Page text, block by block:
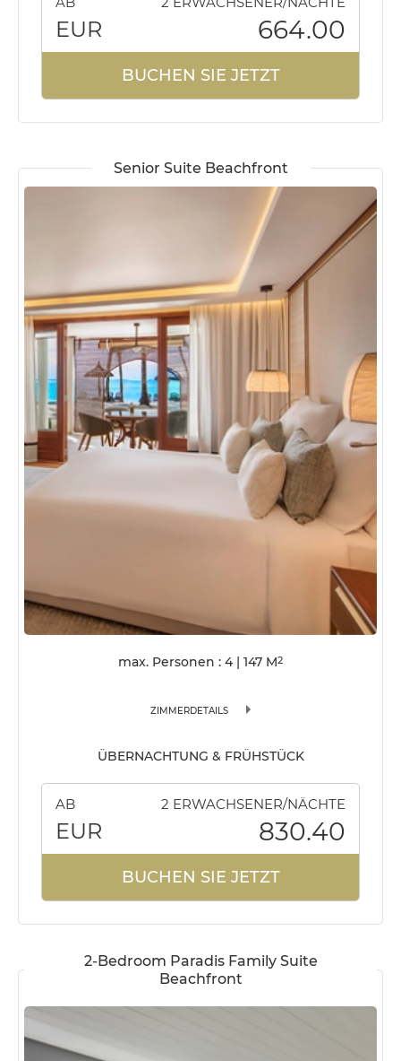
EUR 664.00
BUCHEN SIE JETZT
Senior Suite Beachfront
max. Personen : 4 | 147 M2
ZIMMERDETAILS
ÜBERNACHTUNG & FRÜHSTÜCK
AB 2 ERWACHSENER/NÄCHTE
EUR 830.40
BUCHEN SIE JETZT
2-Bedroom Paradis Family Suite
Beachfront